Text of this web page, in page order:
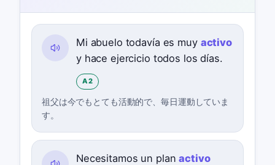
Mi abuelo todavía es muy activo
y hace ejercicio todos los días.
A2
祖父は今でもとても活動的で、毎日運動していま
す。
Necesitamos un planactivo